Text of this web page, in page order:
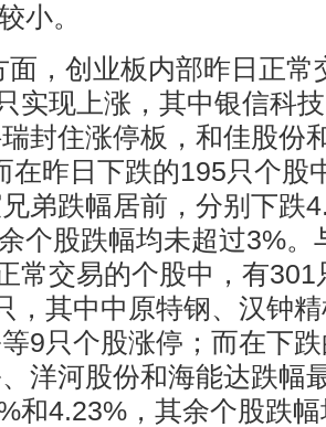
小。
面，创业板内部昨日正常
实现上涨，其中银信科
封住涨停板，和佳股份
在昨日下跌的195只个股
弟跌幅居前，分别下跌
个股跌幅均未超过3%。
常交易的个股中，有301
，其中中原特钢、汉钟
9只个股涨停；而在下
洋河股份和海能达跌幅
和4.23%，其余个股跌